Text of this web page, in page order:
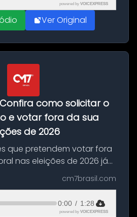
powered by VOICEXPRESS
Ver Original
Confira como solicitar o
e votar fora da sua
de 2026
que pretendem votar fora
nas eleições de 2026 já
em trânsito a partir
(20). O pedido pode ser
cm7brasil.com
0:00 / 1:28
powered by VOICEXPRESS